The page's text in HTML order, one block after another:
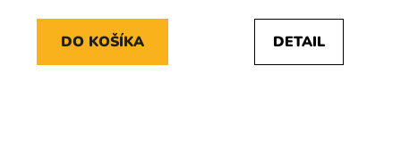
DO KOŠÍKA DETAIL